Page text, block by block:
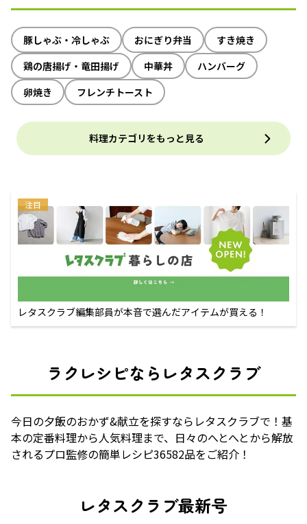
豚しゃぶ・冷しゃぶ おにぎり弁当
すき焼き
鶏の唐揚げ・竜田揚げ
中華丼
ハンバーグ
卵焼き
フレンチトースト
料理カテゴリをもっと見る
注目
レタスクラブ編集部員が本音で選んだアイテムが買える！
ラクレシピならレタスクラブ
今日の夕飯のおかず&献立を探すならレタスクラブで！基
本の定番料理から人気料理まで、日々のへとへとから解放
されるプロ監修の簡単レシピ36582品をご紹介！
レタスクラブ最新号